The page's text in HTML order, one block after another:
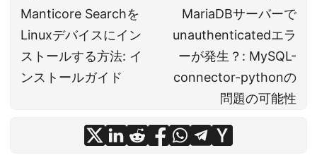
Manticore Searchを
Linuxデバイスにイン
ストールする方法: イ
ンストールガイド
MariaDBサーバーで
unauthenticatedエラ
ーが発生？: MySQL-
connector-pythonの
問題の可能性